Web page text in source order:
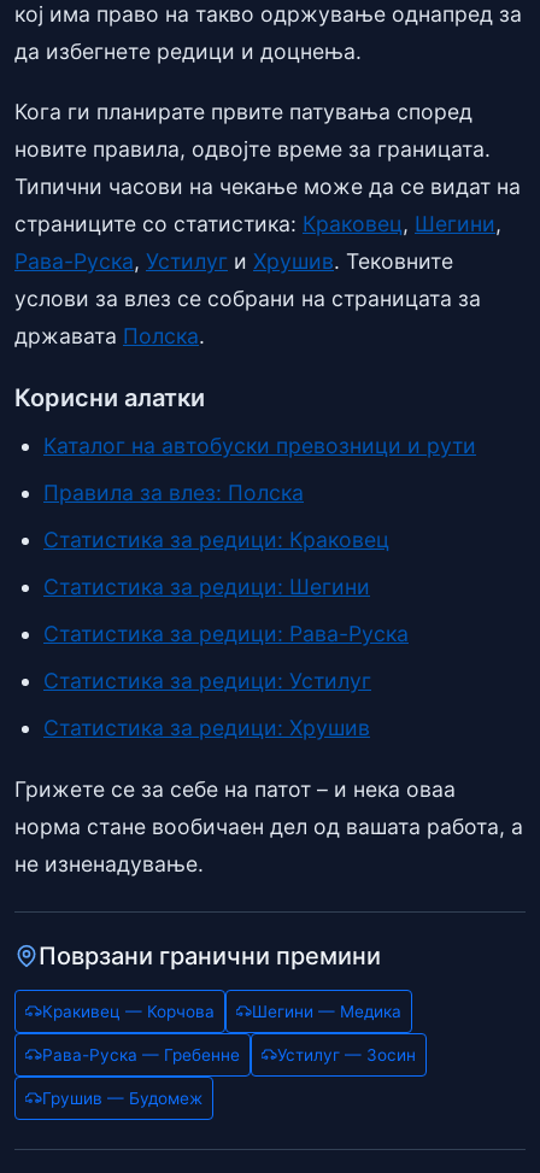
кој има право на такво одржување однапред за
да избегнете редици и доцнења.
Кога ги планирате првите патувања според
новите правила, одвојте време за границата.
Типични часови на чекање може да се видат на
страниците со статистика: Краковец, Шегини,
Рава-Руска, Устилуг и Хрушив. Тековните
услови за влез се собрани на страницата за
државата Полска.
Корисни алатки
Каталог на автобуски превозници и рути
Правила за влез: Полска
Статистика за редици: Краковец
Статистика за редици: Шегини
Статистика за редици: Рава-Руска
Статистика за редици: Устилуг
Статистика за редици: Хрушив
Грижете се за себе на патот – и нека оваа
норма стане вообичаен дел од вашата работа, а
не изненадување.
Поврзани гранични премини
Кракивец — Корчова Шегини — Медика
Рава-Руска — Гребенне Устилуг — Зосин
Грушив — Будомеж